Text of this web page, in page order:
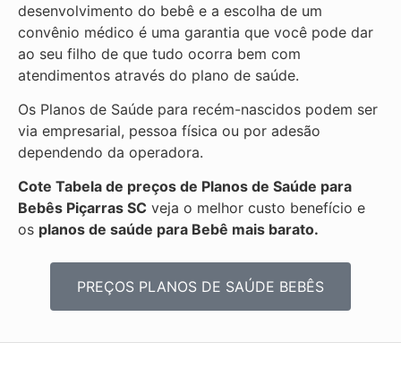
desenvolvimento do bebê e a escolha de um
convênio médico é uma garantia que você pode dar
ao seu filho de que tudo ocorra bem com
atendimentos através do plano de saúde.
Os Planos de Saúde para recém-nascidos podem ser
via empresarial, pessoa física ou por adesão
dependendo da operadora.
Cote Tabela de preços de Planos de Saúde para
Bebês Piçarras SC veja o melhor custo benefício e
os planos de saúde para Bebê mais barato.
PREÇOS PLANOS DE SAÚDE BEBÊS